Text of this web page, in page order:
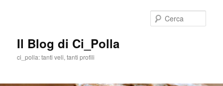
Il Blog di Ci_Polla
ci_polla: tanti veli, tanti profili